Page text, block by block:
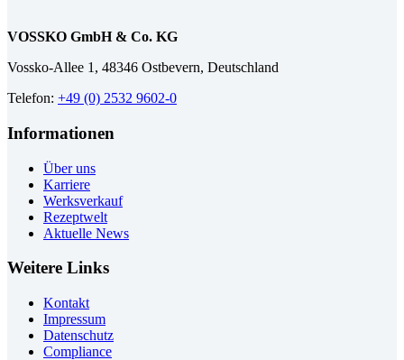
VOSSKO GmbH & Co. KG
Vossko-Allee 1, 48346 Ostbevern, Deutschland
Telefon: +49 (0) 2532 9602-0
Informationen
Über uns
Karriere
Werksverkauf
Rezeptwelt
Aktuelle News
Weitere Links
Kontakt
Impressum
Datenschutz
Compliance